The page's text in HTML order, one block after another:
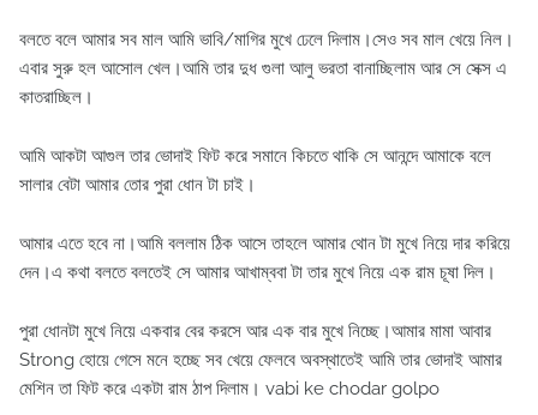
বলতে বলে আমার সব মাল আমি ভাবি/মাগির মুখে ঢেলে দিলাম।সেও সব মাল খেয়ে নিল।
এবার সুরু হল আসোল খেল।আমি তার দুধ গুলা আলু ভরতা বানাচ্ছিলাম আর সে সেক্স এ
কাতরাচ্ছিল।
আমি আকটা আগুল তার ভোদাই ফিট করে সমানে কিচতে থাকি সে আনন্দে আমাকে বলে
সালার বেটা আমার তোর পুরা ধোন টা চাই।
আমার এতে হবে না।আমি বললাম ঠিক আসে তাহলে আমার থোন টা মুখে নিয়ে দার করিয়ে
দেন।এ কথা বলতে বলতেই সে আমার আখাম্ববা টা তার মুখে নিয়ে এক রাম চূষা দিল।
পুরা ধোনটা মুখে নিয়ে একবার বের করসে আর এক বার মুখে নিচ্ছে।আমার মামা আবার
Strong হোয়ে গেসে মনে হচ্ছে সব খেয়ে ফেলবে অবস্থাতেই আমি তার ভোদাই আমার
মেশিন তা ফিট করে একটা রাম ঠাপ দিলাম। vabi ke chodar golpo